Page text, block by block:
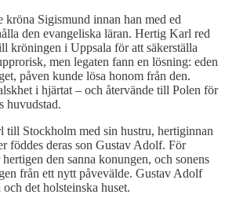
kröna Sigismund innan han med ed
den evangeliska läran. Hertig Karl red
kröningen i Uppsala för att säkerställa
men legaten fann en lösning: eden
påven kunde lösa honom från den.
i hjärtat – och återvände till Polen för
huvudstad.
till Stockholm med sin hustru, hertiginnan
föddes deras son Gustav Adolf. För
den sanna konungen, och sonens
från ett nytt påvevälde. Gustav Adolf
det holsteinska huset.